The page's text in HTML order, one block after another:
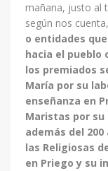
mañana, justo al
según nos cuenta,
o entidades
hacia el pueblo
los premiados
María por su
enseñanza en
Maristas por su
además del
las Religiosas
en Priego y su